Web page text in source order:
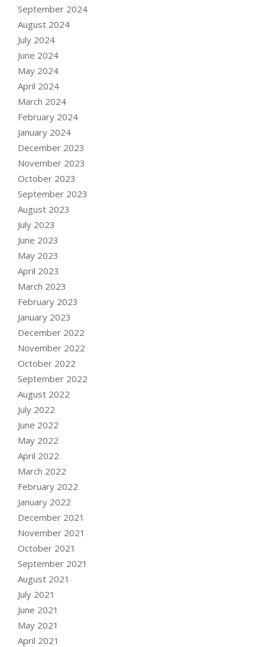
September 2024
August 2024
July 2024
June 2024
May 2024
April 2024
March 2024
February 2024
January 2024
December 2023
November 2023
October 2023
September 2023
August 2023
July 2023
June 2023
May 2023
April 2023
March 2023
February 2023
January 2023
December 2022
November 2022
October 2022
September 2022
August 2022
July 2022
June 2022
May 2022
April 2022
March 2022
February 2022
January 2022
December 2021
November 2021
October 2021
September 2021
August 2021
July 2021
June 2021
May 2021
April 2021